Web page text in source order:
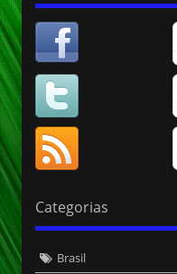
Categorias
Brasil